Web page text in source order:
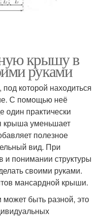
крышу в
руками
которой находиться
С помощью неё
один практически
крыша уменьшает
полезное
вид. При
и понимании структуры
своими руками.
мансардной крыши.
быть разной, это